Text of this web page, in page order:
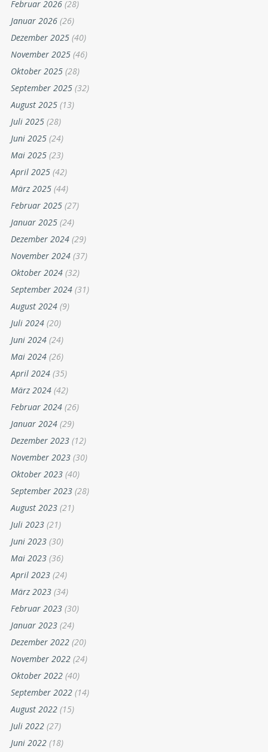
Februar 2026 (28)
Januar 2026 (26)
Dezember 2025 (40)
November 2025 (46)
Oktober 2025 (28)
September 2025 (32)
August 2025 (13)
Juli 2025 (28)
Juni 2025 (24)
Mai 2025 (23)
April 2025 (42)
März 2025 (44)
Februar 2025 (27)
Januar 2025 (24)
Dezember 2024 (29)
November 2024 (37)
Oktober 2024 (32)
September 2024 (31)
August 2024 (9)
Juli 2024 (20)
Juni 2024 (24)
Mai 2024 (26)
April 2024 (35)
März 2024 (42)
Februar 2024 (26)
Januar 2024 (29)
Dezember 2023 (12)
November 2023 (30)
Oktober 2023 (40)
September 2023 (28)
August 2023 (21)
Juli 2023 (21)
Juni 2023 (30)
Mai 2023 (36)
April 2023 (24)
März 2023 (34)
Februar 2023 (30)
Januar 2023 (24)
Dezember 2022 (20)
November 2022 (24)
Oktober 2022 (40)
September 2022 (14)
August 2022 (15)
Juli 2022 (27)
Juni 2022 (18)